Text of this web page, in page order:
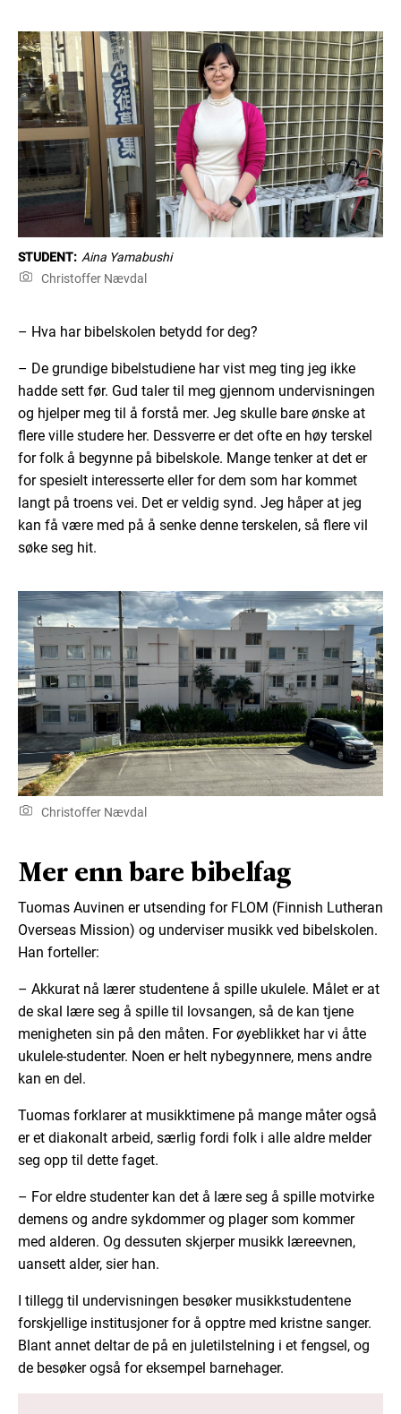
STUDENT: Aina Yamabushi
Christoffer Nævdal
– Hva har bibelskolen betydd for deg?
– De grundige bibelstudiene har vist meg ting jeg ikke
hadde sett før. Gud taler til meg gjennom undervisningen
og hjelper meg til å forstå mer. Jeg skulle bare ønske at
flere ville studere her. Dessverre er det ofte en høy terskel
for folk å begynne på bibelskole. Mange tenker at det er
for spesielt interesserte eller for dem som har kommet
langt på troens vei. Det er veldig synd. Jeg håper at jeg
kan få være med på å senke denne terskelen, så flere vil
søke seg hit.
Christoffer Nævdal
Mer enn bare bibelfag
Tuomas Auvinen er utsending for FLOM (Finnish Lutheran
Overseas Mission) og underviser musikk ved bibelskolen.
Han forteller:
– Akkurat nå lærer studentene å spille ukulele. Målet er at
de skal lære seg å spille til lovsangen, så de kan tjene
menigheten sin på den måten. For øyeblikket har vi åtte
ukulele-studenter. Noen er helt nybegynnere, mens andre
kan en del.
Tuomas forklarer at musikktimene på mange måter også
er et diakonalt arbeid, særlig fordi folk i alle aldre melder
seg opp til dette faget.
– For eldre studenter kan det å lære seg å spille motvirke
demens og andre sykdommer og plager som kommer
med alderen. Og dessuten skjerper musikk læreevnen,
uansett alder, sier han.
I tillegg til undervisningen besøker musikkstudentene
forskjellige institusjoner for å opptre med kristne sanger.
Blant annet deltar de på en juletilstelning i et fengsel, og
de besøker også for eksempel barnehager.